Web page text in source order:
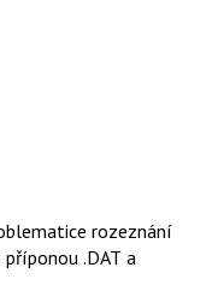
rozeznání
.DAT a